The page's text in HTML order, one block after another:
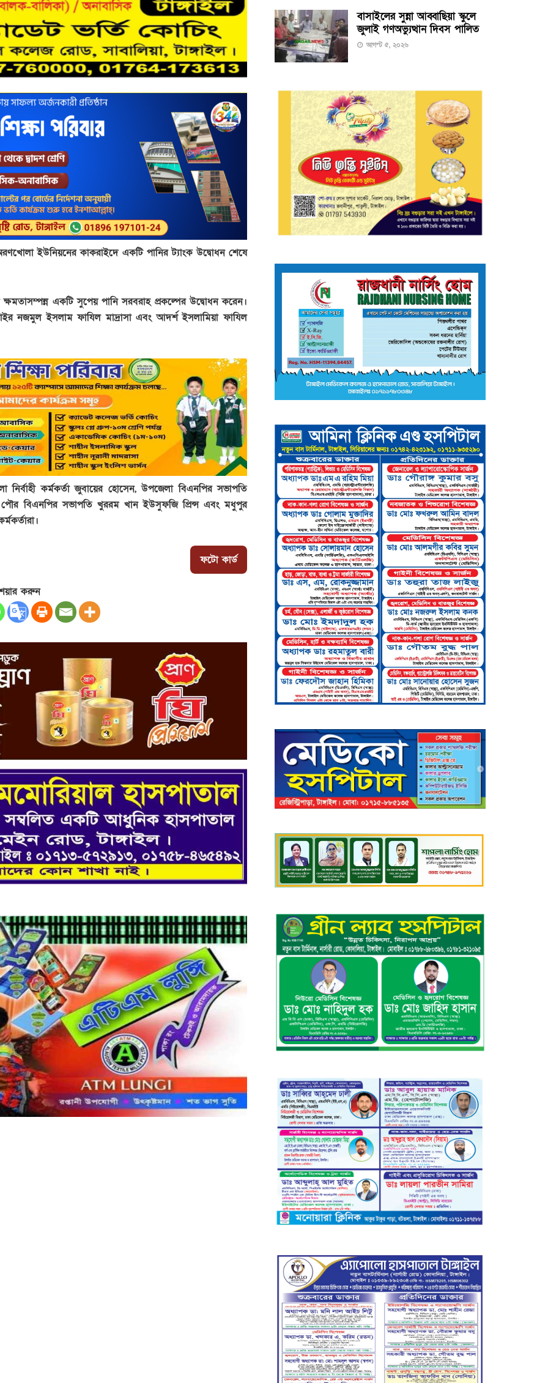
ইউনিয়নের কাকরাইদে একটি পানির ট্যাংক উদ্বোধন শেষে
একটি সুপেয় পানি সরবরাহ প্রকল্পের উদ্বোধন করেন।
নজমুল ইসলাম ফাযিল মাদ্রাসা এবং আদর্শ ইসলামিয়া ফাযিল
কর্মকর্তা জুবায়ের হোসেন, উপজেলা বিএনপির সভাপতি
পৌর বিএনপির সভাপতি খুররম খান ইউসুফজি প্রিন্স এবং মধুপুর
ফটো কার্ড
করুন
বাসাইলের সুন্না আব্বাছিয়া স্কুলে
জুলাই গণঅভ্যুত্থান দিবস পালিত
আগস্ট ৫, ২০২৬